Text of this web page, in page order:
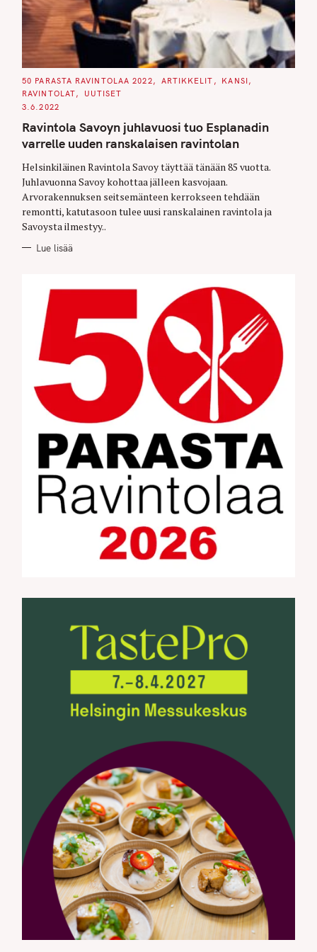
C
T
E
O
R
E
50 PARASTA RAVINTOLAA 2022 ARTIKKELIT
KANSI
RAVINTOLAT
UUTISET
3.6.2022
Ravintola Savoyn juhlavuosi tuo Esplanadin
varrelle uuden ranskalaisen ravintolan
Helsinkiläinen Ravintola Savoy täyttää tänään 85 vuotta.
Juhlavuonna Savoy kohottaa jälleen kasvojaan.
Arvorakennuksen seitsemänteen kerrokseen tehdään
remontti, katutasoon tulee uusi ranskalainen ravintola ja
Savoysta ilmestyy..
Lue lisää